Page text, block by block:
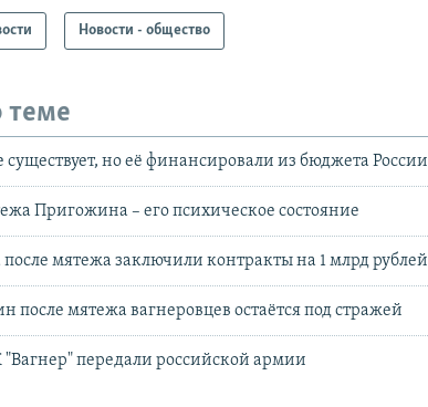
Новости - общество
теме
но её финансировали из бюджета России
Пригожина – его психическое состояние
мятежа заключили контракты на 1 млрд рублей
после мятежа вагнеровцев остаётся под стражей
передали российской армии